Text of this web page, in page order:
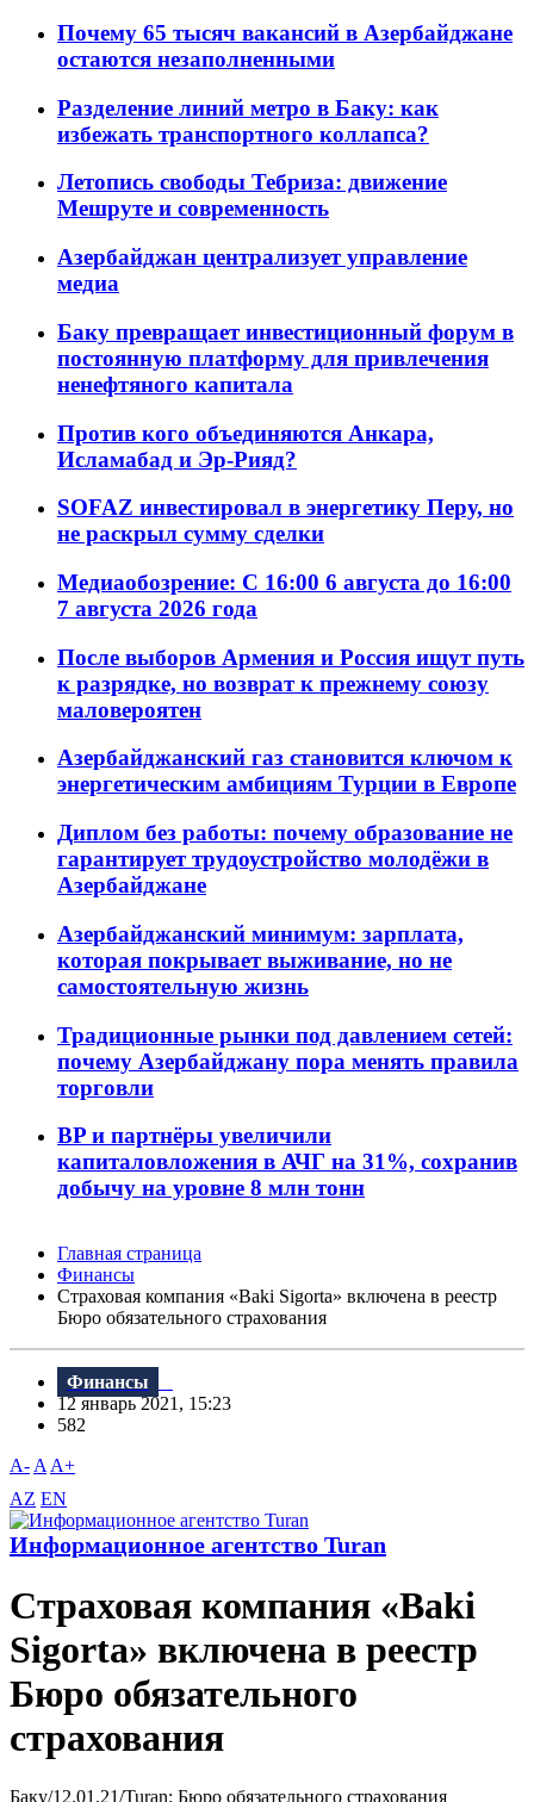
Почему 65 тысяч вакансий в Азербайджане
остаются незаполненными
Разделение линий метро в Баку: как
избежать транспортного коллапса?
Летопись свободы Тебриза: движение
Мешруте и современность
Азербайджан централизует управление
медиа
Баку превращает инвестиционный форум в
постоянную платформу для привлечения
ненефтяного капитала
Против кого объединяются Анкара,
Исламабад и Эр-Рияд?
SOFAZ инвестировал в энергетику Перу, но
не раскрыл сумму сделки
Медиаобозрение: С 16:00 6 августа до 16:00
7 августа 2026 года
После выборов Армения и Россия ищут путь
к разрядке, но возврат к прежнему союзу
маловероятен
Азербайджанский газ становится ключом к
энергетическим амбициям Турции в Европе
Диплом без работы: почему образование не
гарантирует трудоустройство молодёжи в
Азербайджане
Азербайджанский минимум: зарплата,
которая покрывает выживание, но не
самостоятельную жизнь
Традиционные рынки под давлением сетей:
почему Азербайджану пора менять правила
торговли
BP и партнёры увеличили
капиталовложения в АЧГ на 31%, сохранив
добычу на уровне 8 млн тонн
Главная страница
Финансы
Страховая компания «Baki Sigorta» включена в реестр
Бюро обязательного страхования
Финансы
12 январь 2021, 15:23
582
A- A A+
AZ EN
Информационное агентство Turan
Страховая компания «Baki
Sigorta» включена в реестр
Бюро обязательного
страхования
Баку/12.01.21/Turan: Бюро обязательного страхования